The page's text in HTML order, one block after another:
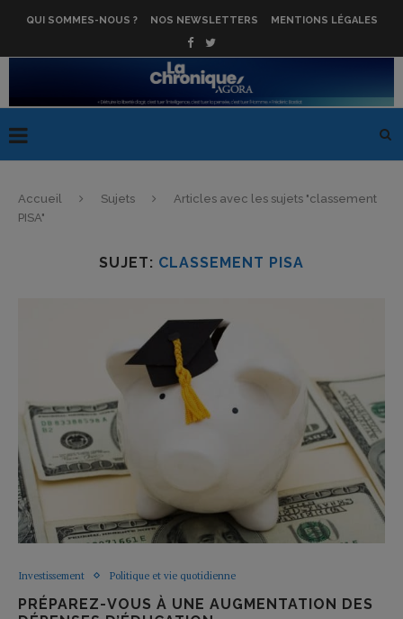
QUI SOMMES-NOUS ? NOS NEWSLETTERS MENTIONS LÉGALES
Accueil Sujets
Articles avec les sujets "classement
PISA"
SUJET: CLASSEMENT PISA
Investissement Politique et vie quotidienne
PRÉPAREZ-VOUS À UNE AUGMENTATION DES